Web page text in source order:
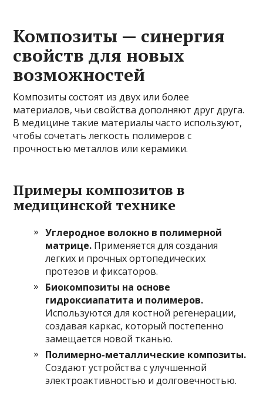
Композиты — синергия
свойств для новых
возможностей
Композиты состоят из двух или более
материалов, чьи свойства дополняют друг друга.
В медицине такие материалы часто используют,
чтобы сочетать легкость полимеров с
прочностью металлов или керамики.
Примеры композитов в
медицинской технике
Углеродное волокно в полимерной
матрице. Применяется для создания
легких и прочных ортопедических
протезов и фиксаторов.
Биокомпозиты на основе
гидроксиапатита и полимеров.
Используются для костной регенерации,
создавая каркас, который постепенно
замещается новой тканью.
Полимерно-металлические композиты.
Создают устройства с улучшенной
электроактивностью и долговечностью.